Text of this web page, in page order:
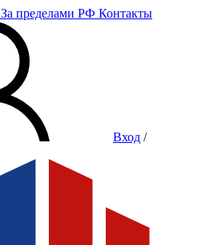
За пределами РФ Контакты
Вход /